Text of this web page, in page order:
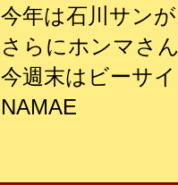
今年は石川サン
さらにホンマさ
今週末はビーサ
NAMAE